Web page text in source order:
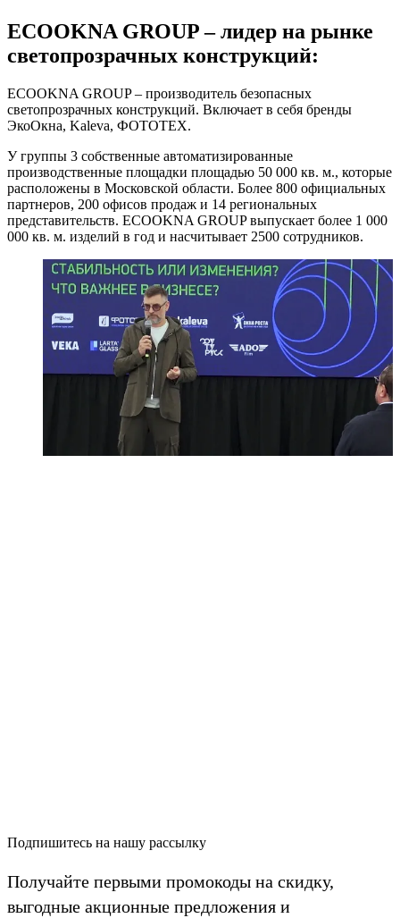
ECOOKNA GROUP – лидер на рынке
светопрозрачных конструкций:
ECOOKNA GROUP – производитель безопасных
светопрозрачных конструкций. Включает в себя бренды
ЭкоОкна, Kaleva, ФОТОТЕХ.
У группы 3 собственные автоматизированные
производственные площадки площадью 50 000 кв. м., которые
расположены в Московской области. Более 800 официальных
партнеров, 200 офисов продаж и 14 региональных
представительств. ECOOKNA GROUP выпускает более 1 000
000 кв. м. изделий в год и насчитывает 2500 сотрудников.
Подпишитесь на нашу рассылку
Получайте первыми промокоды на скидку,
выгодные акционные предложения и